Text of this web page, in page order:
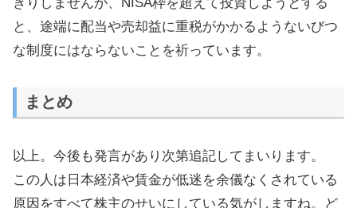
と、途端に配当や売却益に重税がかかるようないびつ
な制度にはならないことを祈っています。
まとめ
以上。今後も発言があり次第追記してまいります。
この人は日本経済や賃金が低迷を余儀なくされている
原因をすべて株主のせいにしている気がしますね。ど